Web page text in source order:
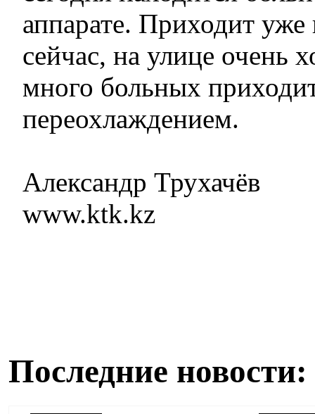
аппарате. Приходит
сейчас, на улице очень
много больных
переохлаждением.
Александр Трухачёв
www.ktk.kz
Последние новости: